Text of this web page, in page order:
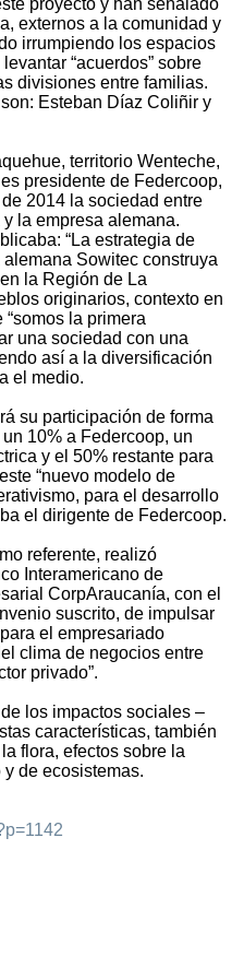
proyecto y han señalado
externos a la comunidad y
irrumpiendo los espacios
“acuerdos” sobre
divisiones entre familias.
Esteban Díaz Coliñir y
territorio Wenteche,
presidente de Federcoop,
2014 la sociedad entre
la empresa alemana.
“La estrategia de
Sowitec construya
la Región de La
originarios, contexto en
la primera
una sociedad con una
así a la diversificación
el medio.
su participación de forma
10% a Federcoop, un
y el 50% restante para
“nuevo modelo de
para el desarrollo
el dirigente de Federcoop.
referente, realizó
Interamericano de
CorpAraucanía, con el
suscrito, de impulsar
el empresariado
clima de negocios entre
privado”.
los impactos sociales –
características, también
flora, efectos sobre la
de ecosistemas.